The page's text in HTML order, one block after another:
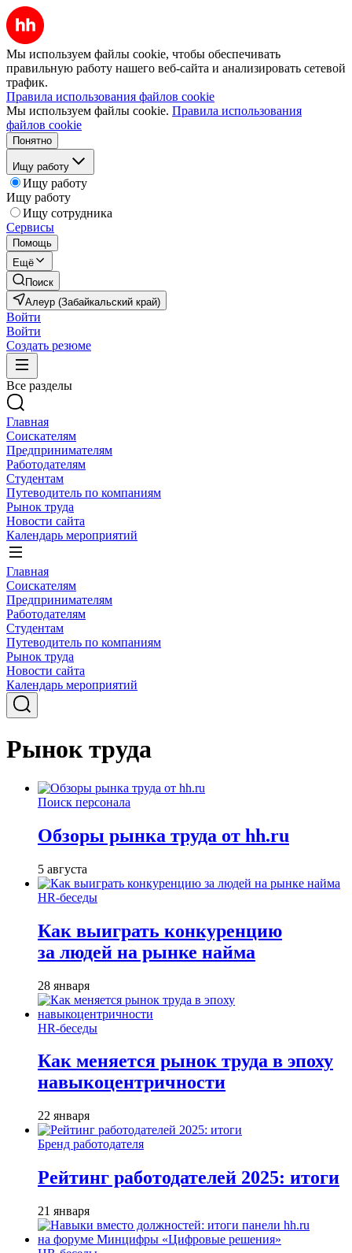
Мы используем файлы cookie, чтобы обеспечивать
правильную работу нашего веб-сайта и анализировать сетевой
трафик.
Правила использования файлов cookie
Мы используем файлы cookie. Правила использования
файлов cookie
Понятно
Ищу работу
Ищу работу
Ищу работу
Ищу сотрудника
Сервисы
Помощь
Ещё
Поиск
Алеур (Забайкальский край)
Войти
Войти
Создать резюме
Все разделы
Главная
Соискателям
Предпринимателям
Работодателям
Студентам
Путеводитель по компаниям
Рынок труда
Новости сайта
Календарь мероприятий
Главная
Соискателям
Предпринимателям
Работодателям
Студентам
Путеводитель по компаниям
Рынок труда
Новости сайта
Календарь мероприятий
Рынок труда
Поиск персонала
Обзоры рынка труда от hh.ru
5 августа
HR-беседы
Как выиграть конкуренцию
за людей на рынке найма
28 января
HR-беседы
Как меняется рынок труда в эпоху
навыкоцентричности
22 января
Бренд работодателя
Рейтинг работодателей 2025: итоги
21 января